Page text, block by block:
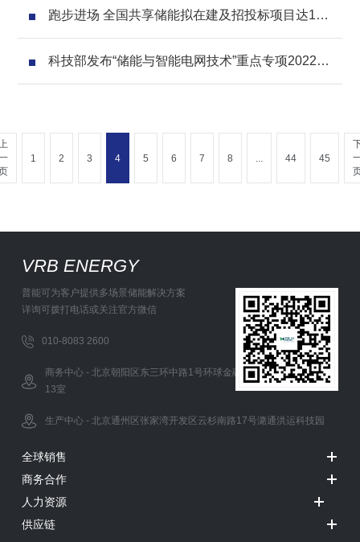
跑步进场 全国共享储能拟在建及招投标项目达109
个
科技部发布“储能与智能电网技术”重点专项2022年
度项目申报指南
1 2 3 4 5 6 7 8 44 45
VRB ENERGY
普能可为客户提供多场景储能解决方案
详询可拨打电话或关注官方微信
010-8083 2600
商务中心 - 北京朝阳区东三环中路1号环球金融中心办公西塔5层12-
13室
生产中心 - 北京通州区张家湾开发区云杉南路17号潞通洪运科技园
全球销售
商务合作
人力资源
供应链